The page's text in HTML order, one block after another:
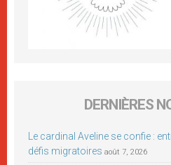
DERNIÈRES
Le cardinal Aveline se confie :
défis migratoires août 7, 2026